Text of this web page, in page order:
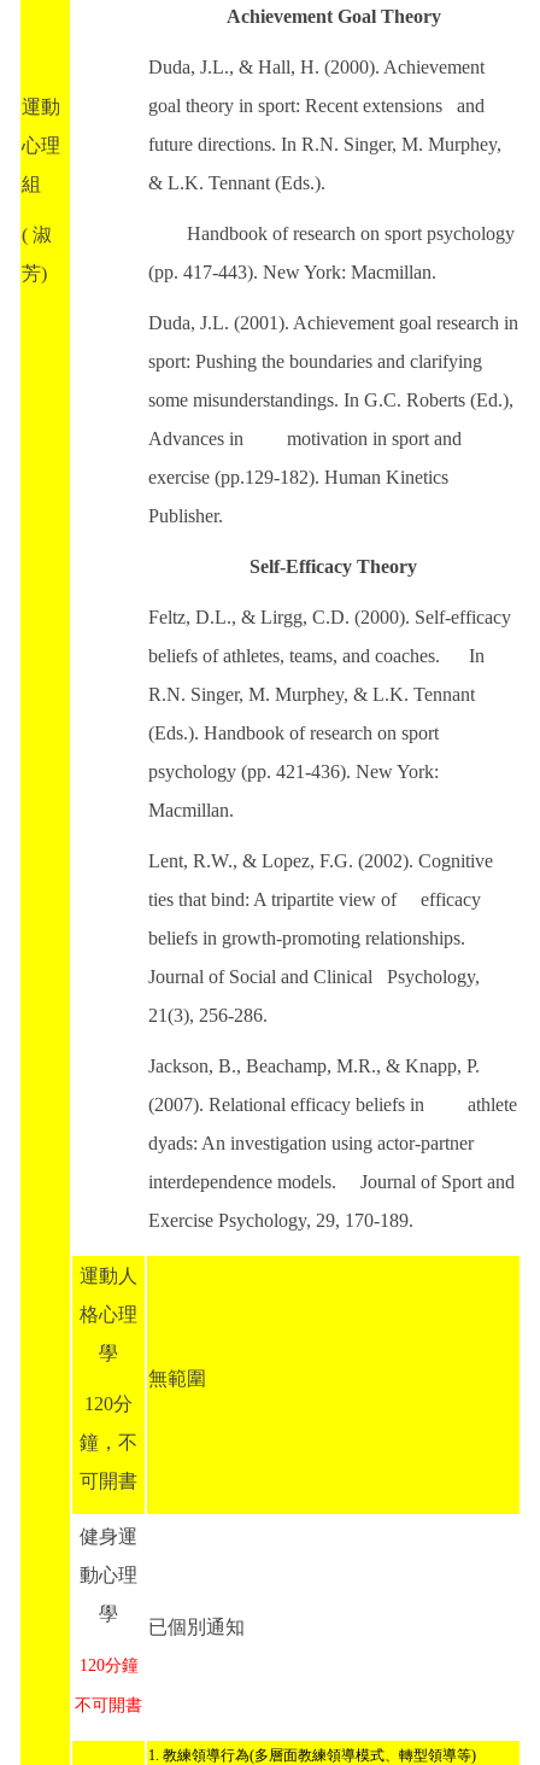
運動
心理
組
( 淑
芳)
Achievement Goal Theory
Duda, J.L., & Hall, H. (2000). Achievement
goal theory in sport: Recent extensions and
future directions. In R.N. Singer, M. Murphey,
& L.K. Tennant (Eds.).
Handbook of research on sport psychology
(pp. 417-443). New York: Macmillan.
Duda, J.L. (2001). Achievement goal research in
sport: Pushing the boundaries and clarifying
some misunderstandings. In G.C. Roberts (Ed.),
Advances in motivation in sport and
exercise (pp.129-182). Human Kinetics
Publisher.
Self-Efficacy Theory
Feltz, D.L., & Lirgg, C.D. (2000). Self-efficacy
beliefs of athletes, teams, and coaches. In
R.N. Singer, M. Murphey, & L.K. Tennant
(Eds.). Handbook of research on sport
psychology (pp. 421-436). New York:
Macmillan.
Lent, R.W., & Lopez, F.G. (2002). Cognitive
ties that bind: A tripartite view of efficacy
beliefs in growth-promoting relationships.
Journal of Social and Clinical Psychology,
21(3), 256-286.
Jackson, B., Beachamp, M.R., & Knapp, P.
(2007). Relational efficacy beliefs in athlete
dyads: An investigation using actor-partner
interdependence models. Journal of Sport and
Exercise Psychology, 29, 170-189.
運動人
格心理
學
120分
鐘，不
可開書
無範圍
健身運
動心理
學
120分鐘
不可開書
已個別通知
1. 教練領導行為(多層面教練領導模式、轉型領導等)